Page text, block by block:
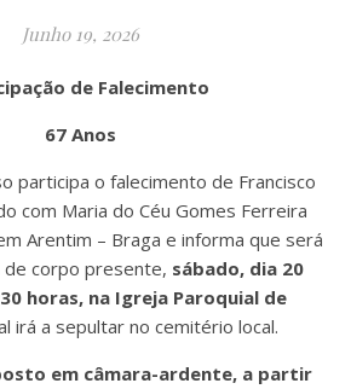
Junho 19, 2026
de Falecimento
67 Anos
participa o falecimento de Francisco
com Maria do Céu Gomes Ferreira
Arentim – Braga e informa que será
de corpo presente, sábado, dia 20
horas, na Igreja Paroquial de
irá a sepultar no cemitério local.
em câmara-ardente, a partir